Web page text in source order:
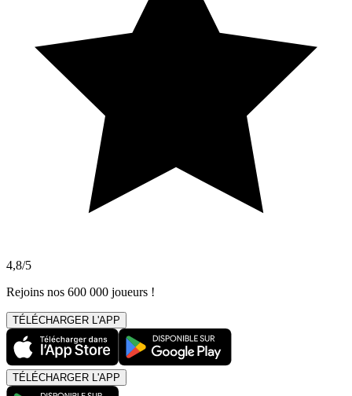
4,8/5
Rejoins nos 600 000 joueurs !
TÉLÉCHARGER L'APP
TÉLÉCHARGER L'APP